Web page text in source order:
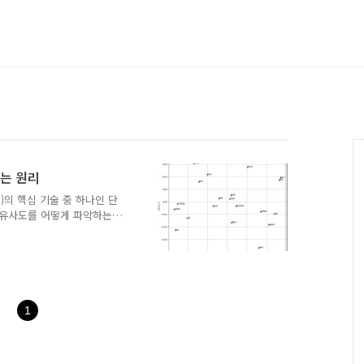
원리
핵심 기술 중 하나인 단
도를 어떻게 파악하는
가 어떻게 단어의 의미
을 알아차리는지 궁금
게 말해, 비슷한 문맥에
1